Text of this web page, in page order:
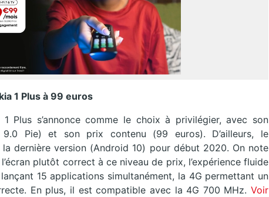
1 Plus à 99 euros
Plus s’annonce comme le choix à privilégier, avec son
9.0 Pie) et son prix contenu (99 euros). D’ailleurs, le
dernière version (Android 10) pour début 2020. On note
plutôt correct à ce niveau de prix, l’expérience fluide
15 applications simultanément, la 4G permettant un
En plus, il est compatible avec la 4G 700 MHz. Voir